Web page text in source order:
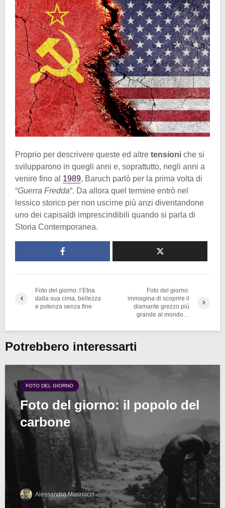
Proprio per descrivere queste ed altre tensioni che si
svilupparono in quegli anni e, soprattutto, negli anni a
venire fino al 1989, Baruch parlò per la prima volta di
“Guerra Fredda“. Da allora quel termine entrò nel
lessico storico per non uscirne più anzi diventandone
uno dei capisaldi imprescindibili quando si parla di
Storia Contemporanea.
Foto del giorno: l’Etna
dalla sua cima, bellezza
e potenza senza fine
Foto del giorno:
immagina di scoprire il
diamante grezzo più
grande al mondo…
Potrebbero interessarti
FOTO DEL GIORNO
Foto del giorno: il popolo del
carbone
Alessandro Marinucci